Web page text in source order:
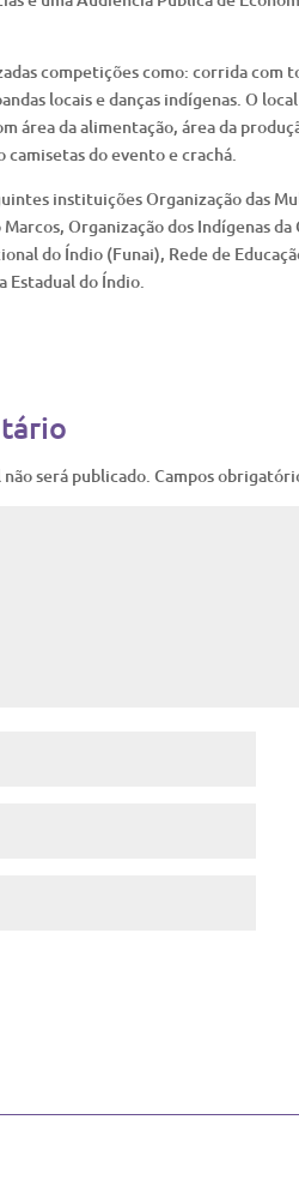
competições como: corrida
locais e danças indígenas. O
área da alimentação, área da
do evento e crachá.
instituições Organização das
Marcos, Organização dos Indígenas
do Índio (Funai), Rede de
Estadual do Índio.
será publicado. Campos